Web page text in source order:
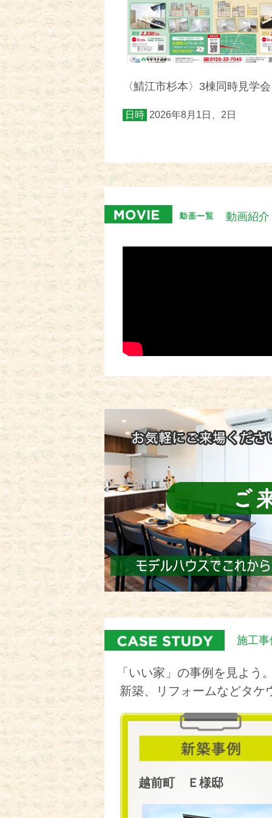
〈鯖江市杉本〉3棟同時見学会
日時 2026年8月1日、2日
動画紹介
施工事
「いい家」の事例を見よう
新築、リフォームなどタケ
越前町 Ｅ様邸